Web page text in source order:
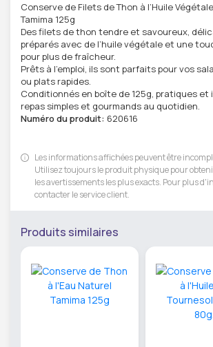
Conserve de Filets de Thon à l’Huile
Tamima 125g
Des filets de thon tendre et savoureux,
préparés avec de l’huile végétale et une
pour plus de fraîcheur.
Prêts à l’emploi, ils sont parfaits pour vos
ou plats rapides.
Conditionnés en boîte de 125g, pratiques et
repas simples et gourmands au quotidien.
Numéro du produit: 620616
Les informations affichées peuvent être
Utilisez toujours le produit physique pour
les avertissements les plus exacts. Pour plus
contacter le service client.
Produits similaires